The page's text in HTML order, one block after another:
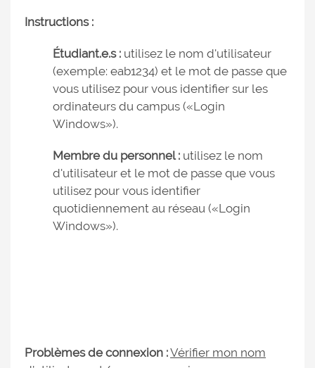
Instructions :
Étudiant.e.s : utilisez le nom d'utilisateur
(exemple: eab1234) et le mot de passe que
vous utilisez pour vous identifier sur les
ordinateurs du campus («Login
Windows»).
Membre du personnel : utilisez le nom
d'utilisateur et le mot de passe que vous
utilisez pour vous identifier
quotidiennement au réseau («Login
Windows»).
Problèmes de connexion :Vérifier mon nom